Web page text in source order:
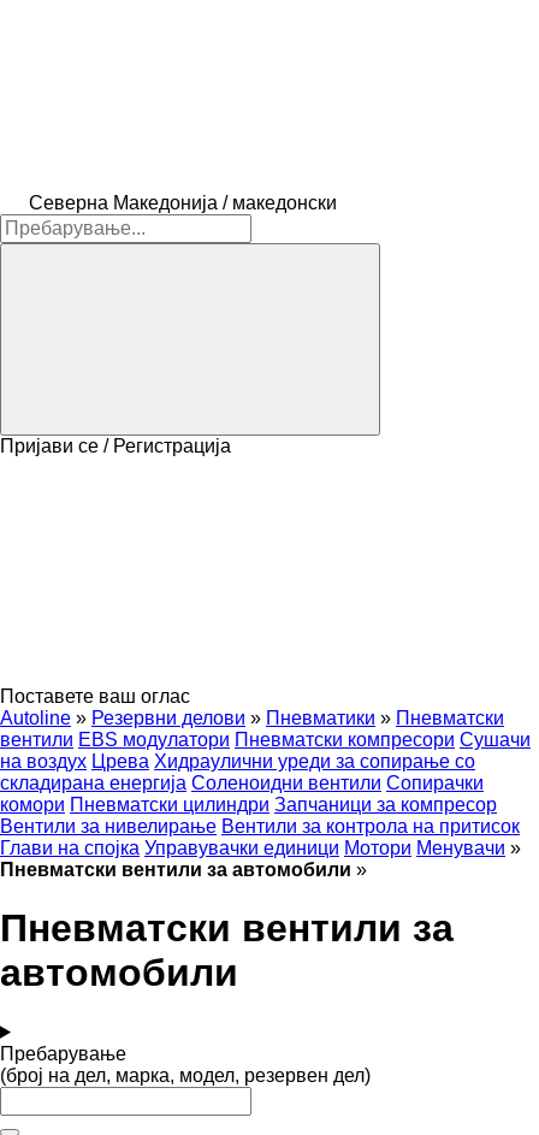
Северна Македонија / македонски
Пријави се / Регистрација
Поставете ваш оглас
Autoline » Резервни делови » Пневматики » Пневматски
вентили EBS модулатори Пневматски компресори Сушачи
на воздух Црева Хидраулични уреди за сопирање со
складирана енергија Соленоидни вентили Сопирачки
комори Пневматски цилиндри Запчаници за компресор
Вентили за нивелирање Вентили за контрола на притисок
Глави на спојка Управувачки единици Мотори Менувачи »
Пневматски вентили за автомобили »
Пневматски вентили за
автомобили
Пребарување
(број на дел, марка, модел, резервен дел)